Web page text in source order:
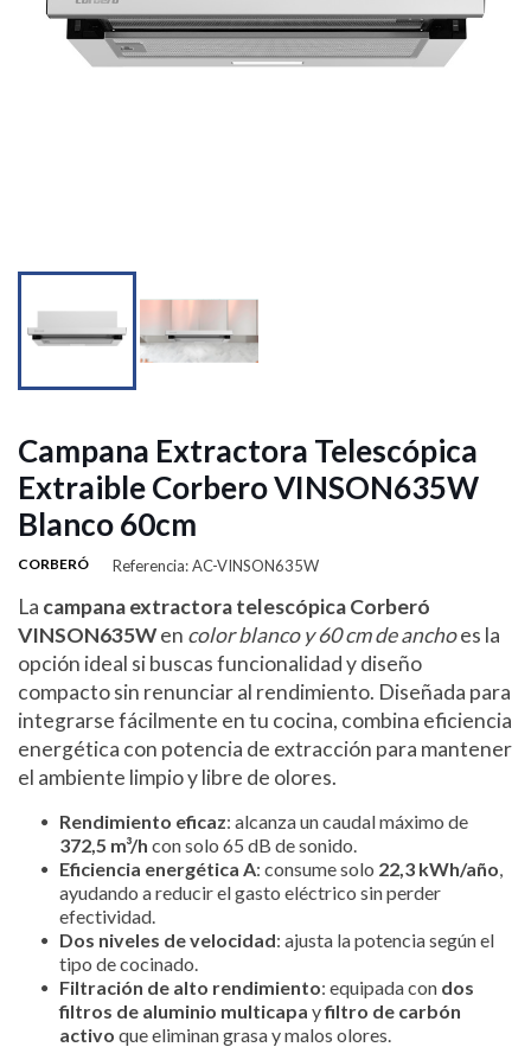
 
Campana Extractora Telescópica
Extraible Corbero VINSON635W
Blanco 60cm
CORBERÓ Referencia: AC-VINSON635W
La campana extractora telescópica Corberó
VINSON635Wen color blanco y 60 cm de anchoes la
opción ideal si buscas funcionalidad y diseño
compacto sin renunciar al rendimiento. Diseñada para
integrarse fácilmente en tu cocina, combina eficiencia
energética con potencia de extracción para mantener
el ambiente limpio y libre de olores.
Rendimiento eficaz: alcanza un caudal máximo de
372,5 m³/h con solo 65 dB de sonido.
Eficiencia energética A: consume solo 22,3 kWh/año
ayudando a reducir el gasto eléctrico sin perder
efectividad.
Dos niveles de velocidad: ajusta la potencia según el
tipo de cocinado.
Filtración de alto rendimiento: equipada con dos
filtros de aluminio multicapa yfiltro de carbón
activo que eliminan grasa y malos olores.